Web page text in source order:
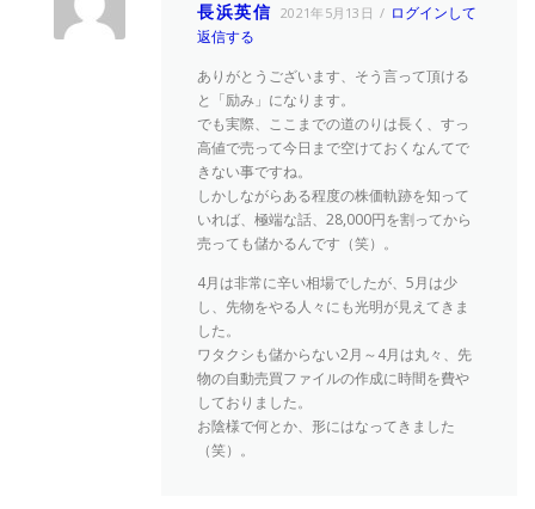
長浜英信 2021年5月13日
ログインして
返信する
ありがとうございます、そう言って頂ける
と「励み」になります。
でも実際、ここまでの道のりは長く、すっ
高値で売って今日まで空けておくなんてで
きない事ですね。
しかしながらある程度の株価軌跡を知って
いれば、極端な話、28,000円を割ってから
売っても儲かるんです（笑）。
4月は非常に辛い相場でしたが、5月は少
し、先物をやる人々にも光明が見えてきま
した。
ワタクシも儲からない2月～4月は丸々、先
物の自動売買ファイルの作成に時間を費や
しておりました。
お陰様で何とか、形にはなってきました
（笑）。